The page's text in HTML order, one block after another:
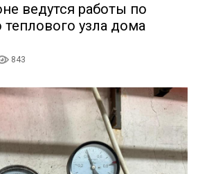
ведутся работы по
узла дома
843